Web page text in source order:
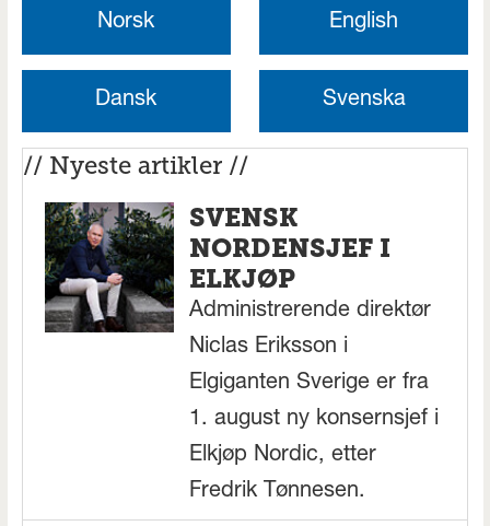
Norsk English
Dansk Svenska
// Nyeste artikler //
SVENSK
NORDENSJEF I
ELKJØP
Administrerende direktør
Niclas Eriksson i
Elgiganten Sverige er fra
1. august ny konsernsjef i
Elkjøp Nordic, etter
Fredrik Tønnesen.